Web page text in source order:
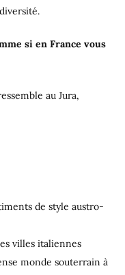
si en France vous
au Jura,
de style austro-
villes italiennes
monde souterrain à